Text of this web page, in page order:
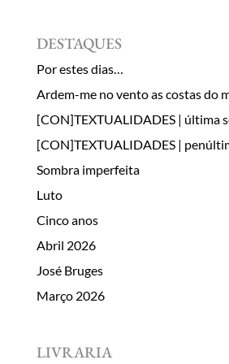
DESTAQUES
Por estes dias…
Ardem-me no vento as costas do
[CON]TEXTUALIDADES | última
[CON]TEXTUALIDADES |
Sombra imperfeita
Luto
Cinco anos
Abril 2026
José Bruges
Março 2026
LIVRARIA